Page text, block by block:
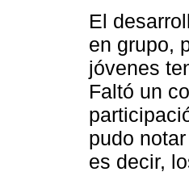
El
en grupo,
jóvenes
Faltó un
pudo
es decir,